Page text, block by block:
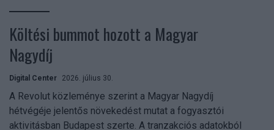
Költési bummot hozott a Magyar
Nagydíj
Digital Center 2026. július 30.
A Revolut közleménye szerint a Magyar Nagydíj
hétvégéje jelentős növekedést mutat a fogyasztói
aktivitásban Budapest szerte. A tranzakciós adatokból